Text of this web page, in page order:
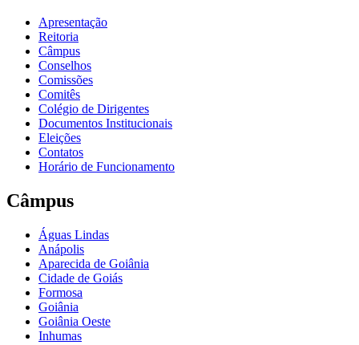
Apresentação
Reitoria
Câmpus
Conselhos
Comissões
Comitês
Colégio de Dirigentes
Documentos Institucionais
Eleições
Contatos
Horário de Funcionamento
Câmpus
Águas Lindas
Anápolis
Aparecida de Goiânia
Cidade de Goiás
Formosa
Goiânia
Goiânia Oeste
Inhumas